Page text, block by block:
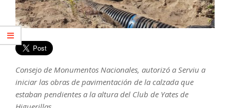
Consejo de Monumentos Nacionales, autorizó a Serviu a
iniciar las obras de pavimentación de la calzada que
estaban pendientes a la altura del Club de Yates de